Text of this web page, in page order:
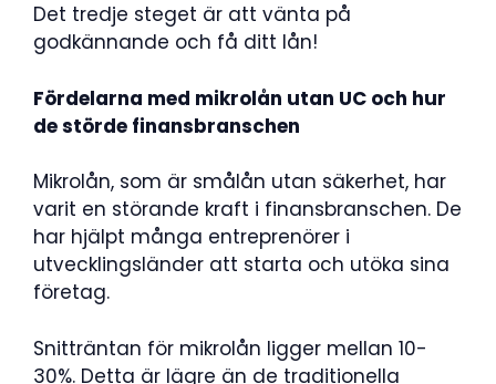
Det tredje steget är att vänta på
godkännande och få ditt lån!
Fördelarna med mikrolån utan UC och hur
de störde finansbranschen
Mikrolån, som är smålån utan säkerhet, har
varit en störande kraft i finansbranschen. De
har hjälpt många entreprenörer i
utvecklingsländer att starta och utöka sina
företag.
Snitträntan för mikrolån ligger mellan 10-
30%. Detta är lägre än de traditionella